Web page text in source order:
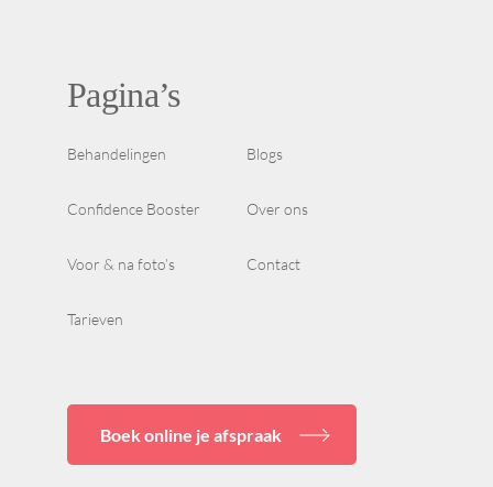
Pagina’s
Behandelingen Blogs
Confidence Booster Over ons
Voor & na foto’s Contact
Tarieven
Boek online je afspraak